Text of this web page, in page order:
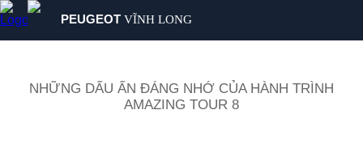
PEUGEOT VĨNH LONG
NHỮNG DẤU ẤN ĐÁNG NHỚ CỦA HÀNH TRÌNH
AMAZING TOUR 8